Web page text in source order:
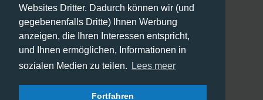
Websites Dritter. Dadurch können wir (und
gegebenenfalls Dritte) Ihnen Werbung
anzeigen, die Ihren Interessen entspricht,
und Ihnen ermöglichen, Informationen in
sozialen Medien zu teilen.
Lees meer
Fortfahren
Versandmethoden